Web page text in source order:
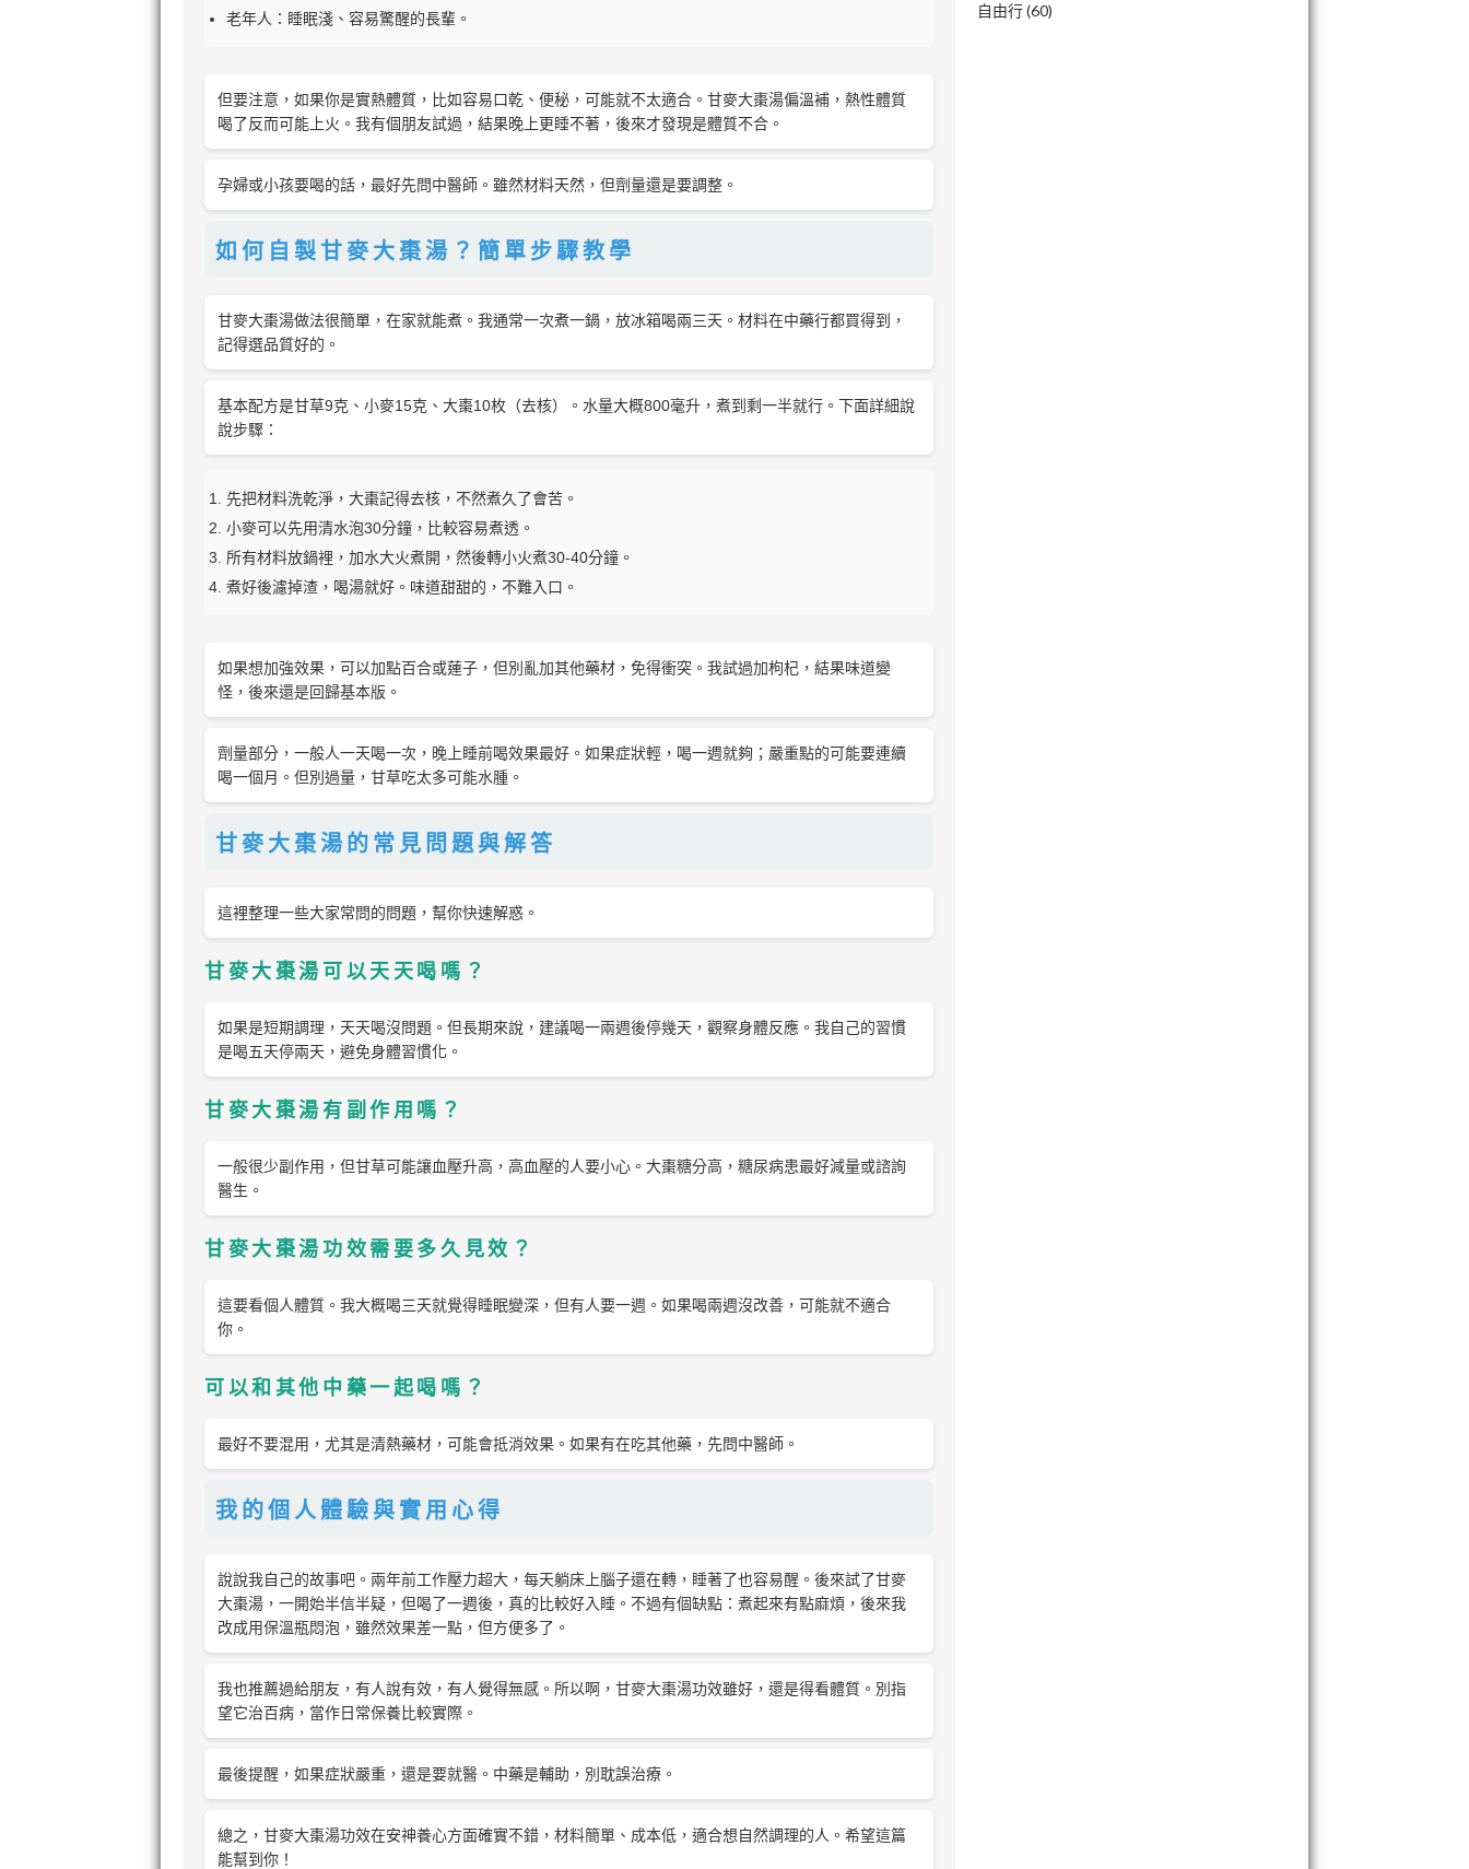
老年人：睡眠淺、容易驚醒的長輩。
但要注意，如果你是實熱體質，比如容易口乾、便秘，可能就不太適合。甘麥大棗湯偏溫補，熱性體質
喝了反而可能上火。我有個朋友試過，結果晚上更睡不著，後來才發現是體質不合。
孕婦或小孩要喝的話，最好先問中醫師。雖然材料天然，但劑量還是要調整。
如何自製甘麥大棗湯？簡單步驟教學
甘麥大棗湯做法很簡單，在家就能煮。我通常一次煮一鍋，放冰箱喝兩三天。材料在中藥行都買得到，
記得選品質好的。
基本配方是甘草9克、小麥15克、大棗10枚（去核）。水量大概800毫升，煮到剩一半就行。下面詳細說
說步驟：
先把材料洗乾淨，大棗記得去核，不然煮久了會苦。
小麥可以先用清水泡30分鐘，比較容易煮透。
所有材料放鍋裡，加水大火煮開，然後轉小火煮30-40分鐘。
煮好後濾掉渣，喝湯就好。味道甜甜的，不難入口。
如果想加強效果，可以加點百合或蓮子，但別亂加其他藥材，免得衝突。我試過加枸杞，結果味道變
怪，後來還是回歸基本版。
劑量部分，一般人一天喝一次，晚上睡前喝效果最好。如果症狀輕，喝一週就夠；嚴重點的可能要連續
喝一個月。但別過量，甘草吃太多可能水腫。
甘麥大棗湯的常見問題與解答
這裡整理一些大家常問的問題，幫你快速解惑。
甘麥大棗湯可以天天喝嗎？
如果是短期調理，天天喝沒問題。但長期來說，建議喝一兩週後停幾天，觀察身體反應。我自己的習慣
是喝五天停兩天，避免身體習慣化。
甘麥大棗湯有副作用嗎？
一般很少副作用，但甘草可能讓血壓升高，高血壓的人要小心。大棗糖分高，糖尿病患最好減量或諮詢
醫生。
甘麥大棗湯功效需要多久見效？
這要看個人體質。我大概喝三天就覺得睡眠變深，但有人要一週。如果喝兩週沒改善，可能就不適合
你。
可以和其他中藥一起喝嗎？
最好不要混用，尤其是清熱藥材，可能會抵消效果。如果有在吃其他藥，先問中醫師。
我的個人體驗與實用心得
說說我自己的故事吧。兩年前工作壓力超大，每天躺床上腦子還在轉，睡著了也容易醒。後來試了甘麥
大棗湯，一開始半信半疑，但喝了一週後，真的比較好入睡。不過有個缺點：煮起來有點麻煩，後來我
改成用保溫瓶悶泡，雖然效果差一點，但方便多了。
我也推薦過給朋友，有人說有效，有人覺得無感。所以啊，甘麥大棗湯功效雖好，還是得看體質。別指
望它治百病，當作日常保養比較實際。
最後提醒，如果症狀嚴重，還是要就醫。中藥是輔助，別耽誤治療。
總之，甘麥大棗湯功效在安神養心方面確實不錯，材料簡單、成本低，適合想自然調理的人。希望這篇
能幫到你！
自由行(60)